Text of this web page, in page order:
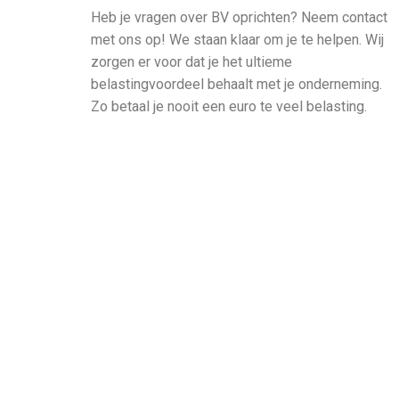
Heb je vragen over BV oprichten? Neem contact
met ons op! We staan klaar om je te helpen. Wij
zorgen er voor dat je het ultieme
belastingvoordeel behaalt met je onderneming.
Zo betaal je nooit een euro te veel belasting.